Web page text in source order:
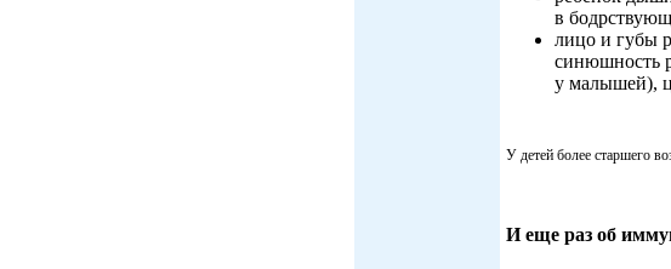
в
лицо и губы
синюшность
у малышей),
У детей более старшего
И еще раз об